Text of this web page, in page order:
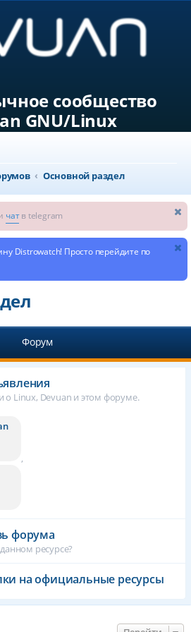
сообщество
GNU/Linux
Основной раздел
чатв telegram
Distrowatch! Просто перейдите по
Форум
о Linux, Devuan и этом форуме.
,
форума
ресурсе?
на официальные ресурсы